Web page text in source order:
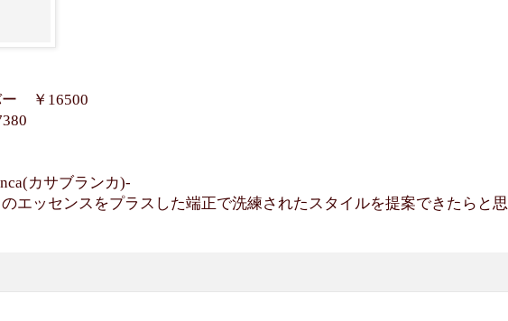
ー ￥16500
カサブランカ)-
エッセンスをプラスした端正で洗練されたスタイルを提案できたらと思